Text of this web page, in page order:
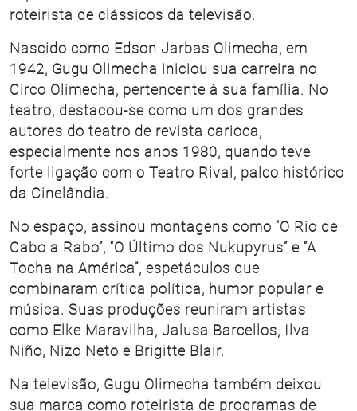
roteirista de clássicos da televisão.
Nascido como Edson Jarbas Olimecha, em
1942, Gugu Olimecha iniciou sua carreira no
Circo Olimecha, pertencente à sua família. No
teatro, destacou-se como um dos grandes
autores do teatro de revista carioca,
especialmente nos anos 1980, quando teve
forte ligação com o Teatro Rival, palco histórico
da Cinelândia.
No espaço, assinou montagens como “O Rio de
Cabo a Rabo”, “O Último dos Nukupyrus” e “A
Tocha na América”, espetáculos que
combinaram crítica política, humor popular e
música. Suas produções reuniram artistas
como Elke Maravilha, Jalusa Barcellos, Ilva
Niño, Nizo Neto e Brigitte Blair.
Na televisão, Gugu Olimecha também deixou
sua marca como roteirista de programas de